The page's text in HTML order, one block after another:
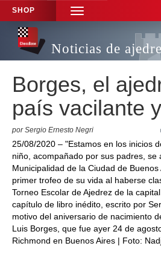
SHOP
TOGGLE
NAVIGATION
Noticias de
Borges, el
país vacilante
por Sergio Ernesto Negri
25/08/2020 – "Estamos en los inicios
niño, acompañado por sus padres, se
Municipalidad de la Ciudad de
primer trofeo de su vida al haberse
Torneo Escolar de Ajedrez de la
capítulo de libro inédito, escrito por
motivo del aniversario de nacimiento
Luis Borges, que fue ayer 24 de
Richmond en Buenos Aires | Foto: